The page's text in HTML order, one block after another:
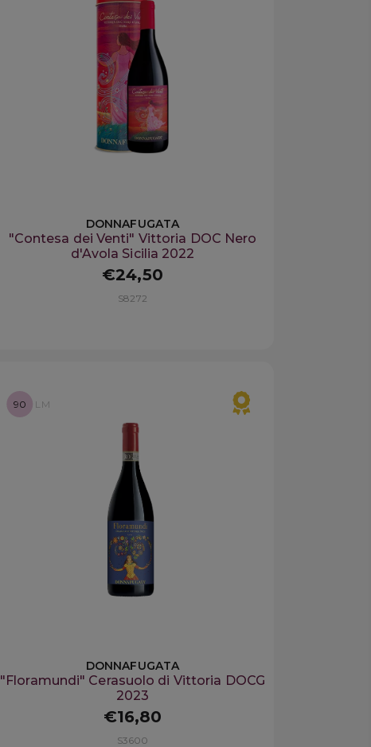
DONNAFUGATA
"Contesa dei Venti" Vittoria DOC Nero
d'Avola Sicilia 2022
€24,50
S8272
90 LM
DONNAFUGATA
"Floramundi" Cerasuolo di Vittoria DOCG
2023
€16,80
S3600